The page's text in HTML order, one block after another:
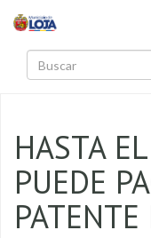
HASTA
PUEDE